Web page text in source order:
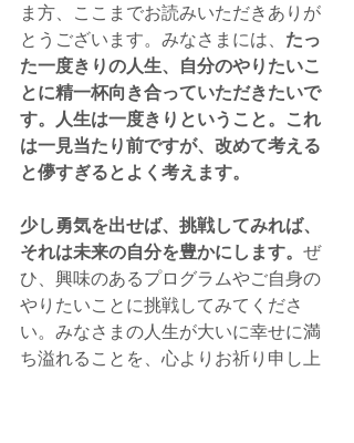
ま方、ここまでお読みいただきありが
とうございます。みなさまには、 たっ
た一度きりの人生、自分のやりたいこ
とに精一杯向き合っていただきたいで
す。人生は一度きりということ。これ
は一見当たり前ですが、改めて考える
と儚すぎるとよく考えます。
少し勇気を出せば、挑戦してみれば、
それは未来の自分を豊かにします。 ぜ
ひ、興味のあるプログラムやご自身の
やりたいことに挑戦してみてくださ
い。みなさまの人生が大いに幸せに満
ち溢れることを、心よりお祈り申し上